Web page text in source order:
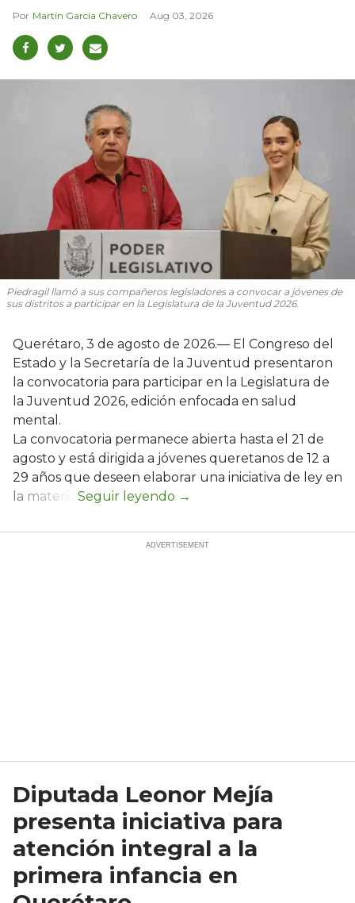
Martín García Chavero Aug 03, 2026
Piedragil llamó a sus compañeros legisladores a convocar a jóvenes de
sus distritos a participar en la Legislatura de la Juventud 2026.
Querétaro, 3 de agosto de 2026.— El Congreso del
Estado y la Secretaría de la Juventud presentaron
la convocatoria para participar en la Legislatura de
la Juventud 2026, edición enfocada en salud
mental.
La convocatoria permanece abierta hasta el 21 de
agosto y está dirigida a jóvenes queretanos de 12 a
29 años que deseen elaborar una iniciativa de ley en
la materia.
Diputada Leonor Mejía
presenta iniciativa para
atención integral a la
primera infancia en